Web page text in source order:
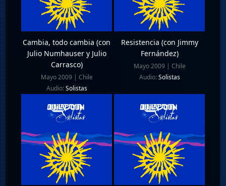
Cambia, todo cambia (con
Julio Numhauser y Julio
Carrasco)
Mayo 2009 | Chile
Audio:Solistas
Resistencia (con Jimmy
Fernández)
Mayo 2009 | Chile
Audio:Solistas